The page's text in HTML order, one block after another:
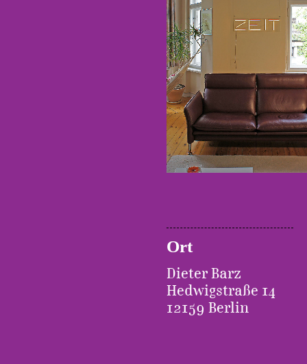
Ort
Dieter Barz
Hedwigstraße 14
12159 Berlin